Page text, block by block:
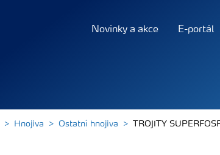
Novinky a akce E-portál
Hnojiva Ostatní hnojiva TROJITY